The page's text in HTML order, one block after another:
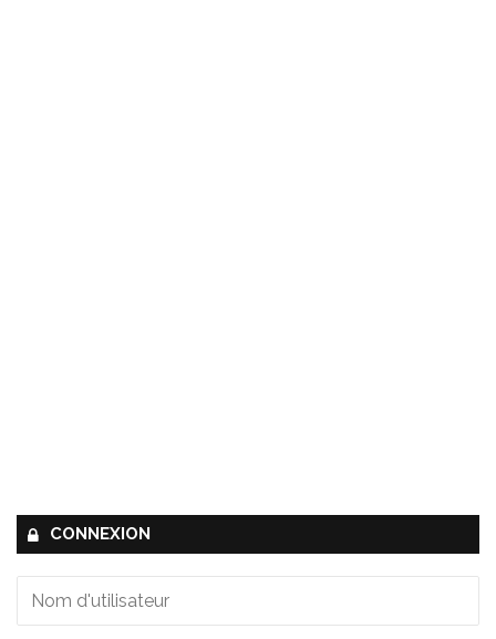
CONNEXION